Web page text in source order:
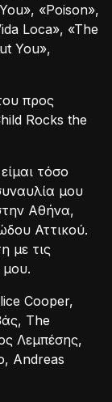
«Poison»,
Loca», «The
You»,
προς
Rocks the
τόσο
μου
Αθήνα,
Αττικού.
με τις
μου.
Cooper,
The
Λεμπέσης,
Andreas